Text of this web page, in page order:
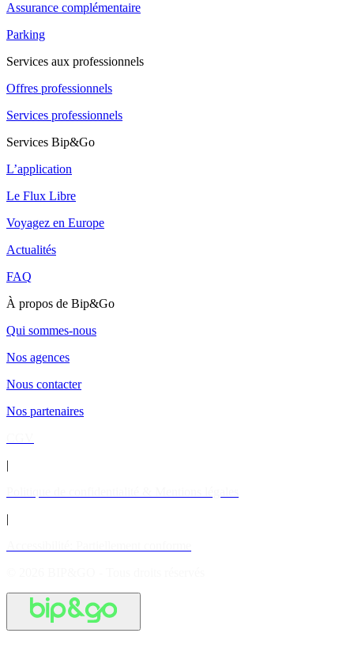
Assurance complémentaire
Parking
Services aux professionnels
Offres professionnels
Services professionnels
Services Bip&Go
L’application
Le Flux Libre
Voyagez en Europe
Actualités
FAQ
À propos de Bip&Go
Qui sommes-nous
Nos agences
Nous contacter
Nos partenaires
|
|